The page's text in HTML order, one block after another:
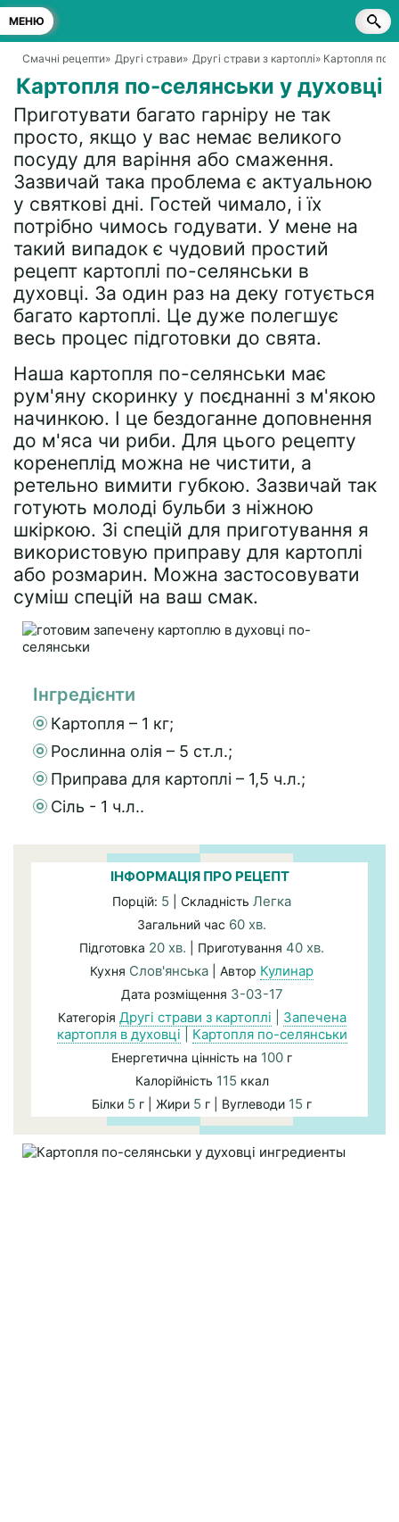
МЕНЮ
Смачні рецепти» Другі страви» Другі страви з картоплі» Картопля по-
Картопля по-селянськи у духовці
Приготувати багато гарніру не так
просто, якщо у вас немає великого
посуду для варіння або смаження.
Зазвичай така проблема є актуальною
у святкові дні. Гостей чимало, і їх
потрібно чимось годувати. У мене на
такий випадок є чудовий простий
рецепт картоплі по-селянськи в
духовці. За один раз на деку готується
багато картоплі. Це дуже полегшує
весь процес підготовки до свята.
Наша картопля по-селянськи має
рум'яну скоринку у поєднанні з м'якою
начинкою. І це бездоганне доповнення
до м'яса чи риби. Для цього рецепту
коренеплід можна не чистити, а
ретельно вимити губкою. Зазвичай так
готують молоді бульби з ніжною
шкіркою. Зі спецій для приготування я
використовую приправу для картоплі
або розмарин. Можна застосовувати
суміш спецій на ваш смак.
Інгредієнти
Картопля – 1 кг;
Рослинна олія – 5 ст.л.;
Приправа для картоплі – 1,5 ч.л.;
Сіль - 1 ч.л..
ІНФОРМАЦІЯ ПРО РЕЦЕПТ
Порцій: 5 | Складність Легка
Загальний час 60 хв.
Підготовка 20 хв. | Приготування 40 хв.
Кухня Слов'янська | Автор Кулинар
Дата розміщення 3-03-17
Категорія Другі страви з картоплі
Запечена
картопля в духовці
Картопля по-селянськи
Енергетична цінність на 100 г
Калорійність 115 ккал
Білки 5 г | Жири 5 г | Вуглеводи 15 г